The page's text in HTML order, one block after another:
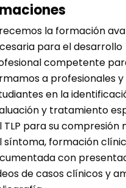
la formación
para el desarrollo
competente
a profesionales y
en la
y tratamiento
TLP para su compresión
síntoma, formación
con
de casos clínicos y